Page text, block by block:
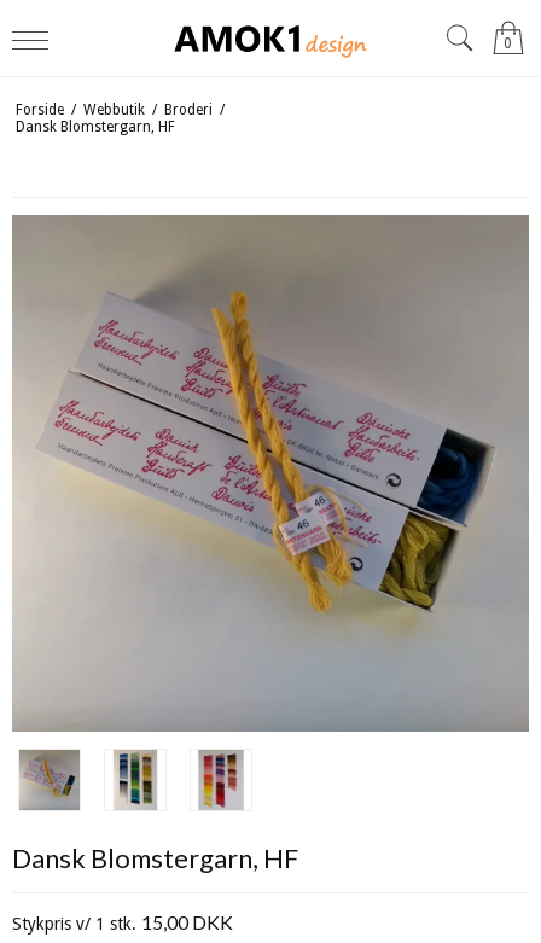
0
Forside / Webbutik / Broderi /
Dansk Blomstergarn, HF
Dansk Blomstergarn, HF
Stykpris v/ 1 stk. 15,00 DKK